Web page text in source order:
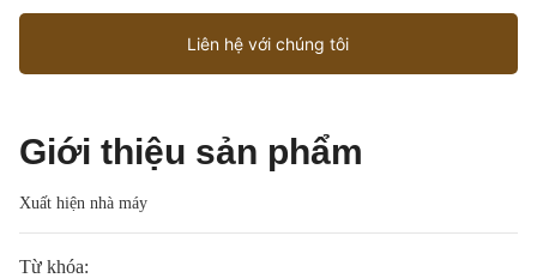
Liên hệ với chúng tôi
Giới thiệu sản phẩm
Xuất hiện nhà máy
Từ khóa: